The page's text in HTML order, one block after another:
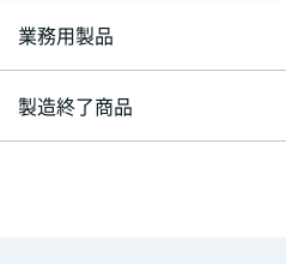
業務用製品
製造終了商品